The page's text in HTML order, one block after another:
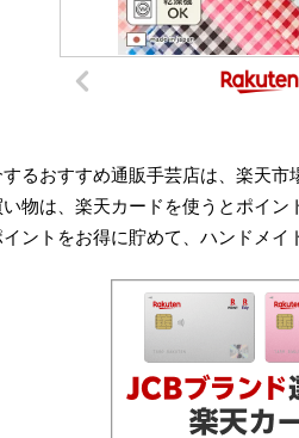
るおすすめ通販手芸店は、楽天市
物は、楽天カードを使うとポイン
ントをお得に貯めて、ハンドメイ